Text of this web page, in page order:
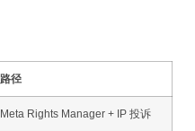
路径
Meta Rights Manager + IP 投诉